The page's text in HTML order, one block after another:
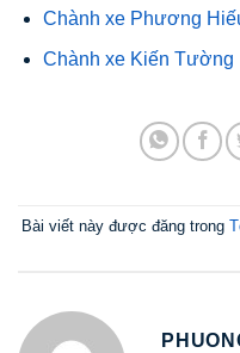
Chành xe Phương
Chành xe Kiến Tường
Bài viết này được đăng trong